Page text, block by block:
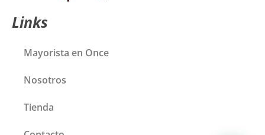
Links
Mayorista en Once
Nosotros
Tienda